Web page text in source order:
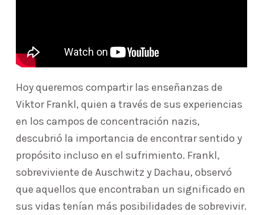
Hoy queremos compartir las enseñanzas de
Viktor Frankl, quien a través de sus experiencias
en los campos de concentración nazis,
descubrió la importancia de encontrar sentido y
propósito incluso en el sufrimiento. Frankl,
sobreviviente de Auschwitz y Dachau, observó
que aquellos que encontraban un significado en
sus vidas tenían más posibilidades de sobrevivir.